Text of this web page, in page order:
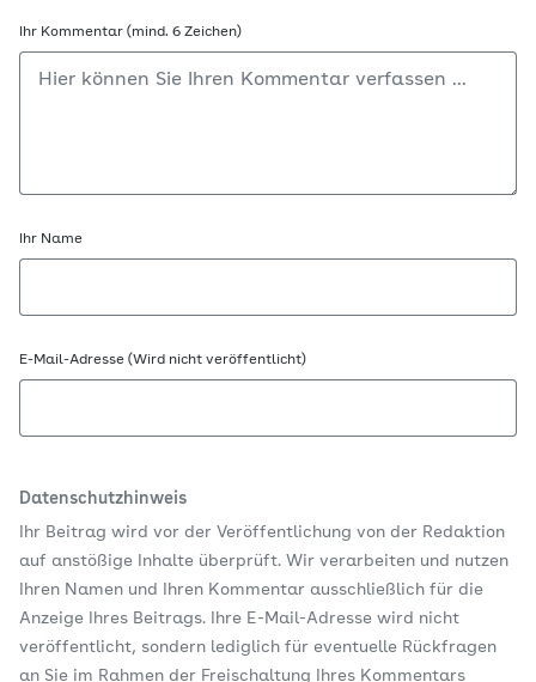
Ihr Kommentar (mind. 6 Zeichen)
Ihr Name
E-Mail-Adresse (Wird nicht veröffentlicht)
Datenschutzhinweis
Ihr Beitrag wird vor der Veröffentlichung von der Redaktion
auf anstößige Inhalte überprüft. Wir verarbeiten und nutzen
Ihren Namen und Ihren Kommentar ausschließlich für die
Anzeige Ihres Beitrags. Ihre E-Mail-Adresse wird nicht
veröffentlicht, sondern lediglich für eventuelle Rückfragen
an Sie im Rahmen der Freischaltung Ihres Kommentars